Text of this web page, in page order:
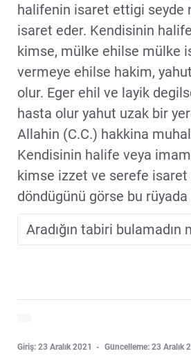
halifenin isaret ettigi seyde
isaret eder. Kendisinin
kimse, mülke ehilse mülke
vermeye ehilse hakim,
olur. Eger ehil ve layik
hasta olur yahut uzak bir
Allahin (C.C.) hakkina
Kendisinin halife veya
kimse izzet ve serefe isaret
döndügünü görse bu
Giriş: 23 Aralık 2021 Güncelleme: 23 Aralık